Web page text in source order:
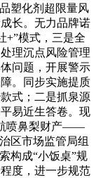
塑化剂超限量风
长。无力品牌诺
+”模式，三是全
理沉点风险管理
问题，开展警示
。同步实施提质
式；二是抓泉源
易近生答卷。现
喷鼻梨财产——
区市场监管局组
构成“小饭桌”规
度，进一步规范